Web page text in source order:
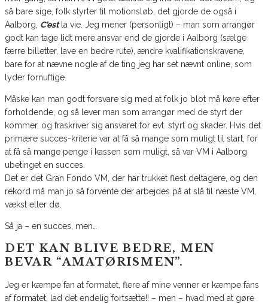
så bare sige, folk styrter til motionsløb, det gjorde de også i
Aalborg, C’estla vie. Jeg mener (personligt) – man som arrangør
godt kan tage lidt mere ansvar end de gjorde i Aalborg (sælge
færre billetter, lave en bedre rute), ændre kvalifikationskravene,
bare for at nævne nogle af de ting jeg har set nævnt online, som
lyder fornuftige.
Måske kan man godt forsvare sig med at folk jo blot må køre efter
forholdende, og så lever man som arrangør med de styrt der
kommer, og fraskriver sig ansvaret for evt. styrt og skader. Hvis det
primære succes-kriterie var at få så mange som muligt til start, for
at få så mange penge i kassen som muligt, så var VM i Aalborg
ubetinget en succes.
Det er det Gran Fondo VM, der har trukket flest deltagere, og den
rekord må man jo så forvente der arbejdes på at slå til næste VM,
vækst eller dø.
Så ja – en succes, men…
DET KAN BLIVE BEDRE, MEN
BEVAR “AMATØRISMEN”.
Jeg er kæmpe fan at formatet, flere af mine venner er kæmpe fans
af formatet, lad det endelig fortsætte!! – men – hvad med at gøre